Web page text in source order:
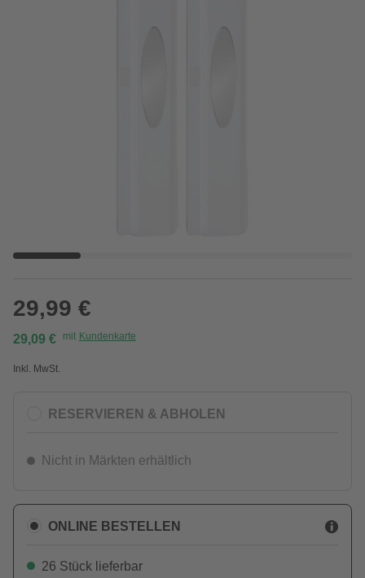
29,99 €
29,09 € mit Kundenkarte
Inkl. MwSt.
RESERVIEREN & ABHOLEN
Nicht in Märkten erhältlich
ONLINE BESTELLEN
26 Stück lieferbar